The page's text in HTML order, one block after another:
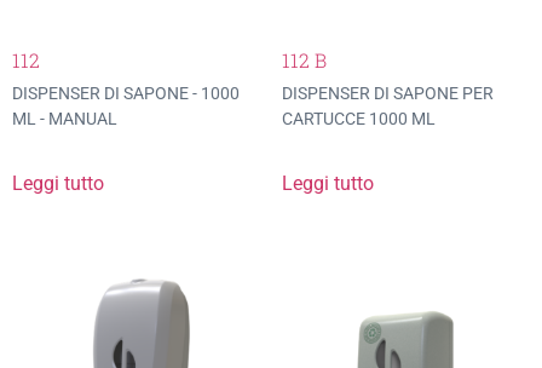
112
DISPENSER DI SAPONE - 1000
ML - MANUAL
Leggi tutto
112 B
DISPENSER DI SAPONE PER
CARTUCCE 1000 ML
Leggi tutto